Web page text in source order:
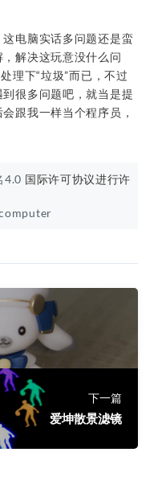
电脑实话多问题还是蛮
解决这玩意没什么问
理下“垃圾”而已，不过
很多问题吧，就当是提
跟我一样当个程序员，
4.0 国际许可协议进行许
下一篇
爱坤散景滤镜